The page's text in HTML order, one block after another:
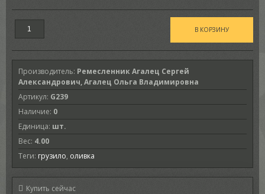
Производитель: Ремесленник Агалец Сергей
Александрович, Агалец Ольга Владимировна
Артикул: G239
Наличие: 0
Единица: шт.
Вес: 4.00
Теги: грузило, оливка
Купить сейчас